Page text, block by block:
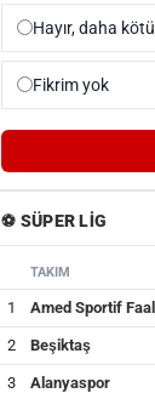
Hayır, daha
Fikrim yok
⚽ SÜPER LIG
TAKIM
1 Amed Sportif
2 Beşiktaş
3 Alanyaspor